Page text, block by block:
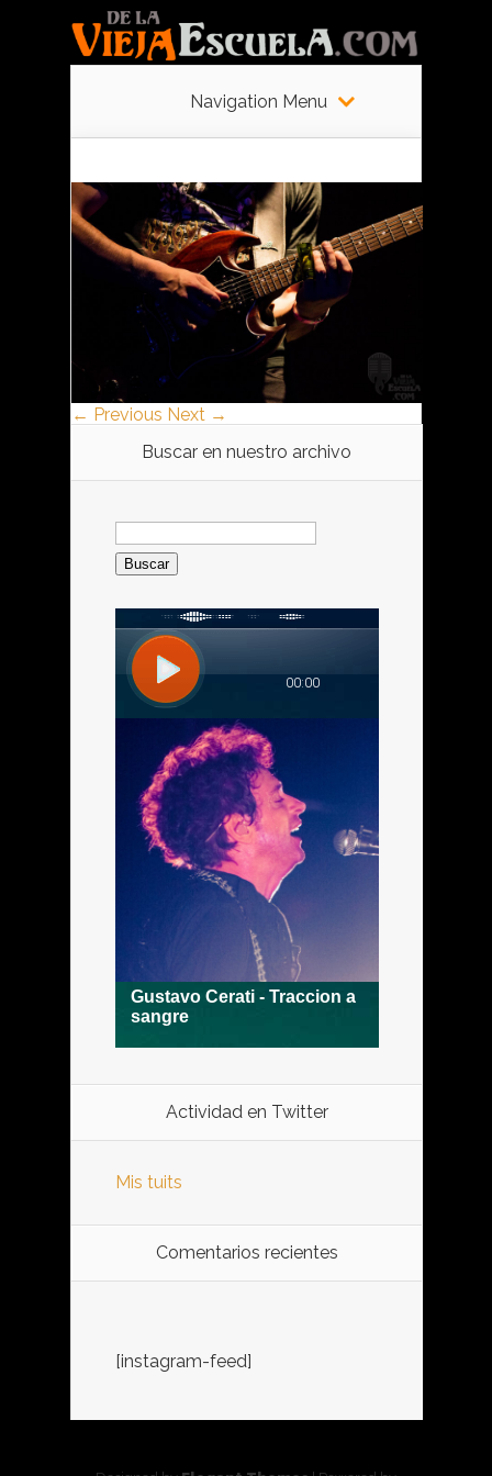
Navigation Menu
← Previous Next →
Buscar en nuestro archivo
Buscar:
Actividad en Twitter
Mis tuits
Comentarios recientes
[instagram-feed]